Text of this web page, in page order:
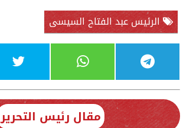
الرئيس عبد الفتاح السيسى
مقال رئيس التحرير